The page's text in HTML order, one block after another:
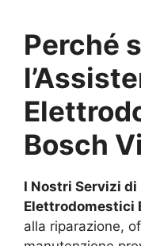
Perché
Bosch
I Nostri Servizi
Elettrodomestici
alla riparazione,